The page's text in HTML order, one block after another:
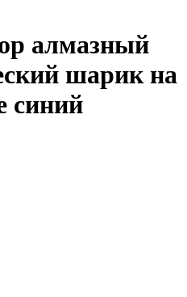
алмазный
шарик на
синий